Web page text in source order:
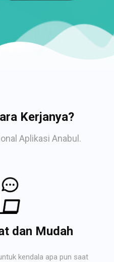
Kerjanya?
Aplikasi Anabul.
dan Mudah
kendala apa pun saat